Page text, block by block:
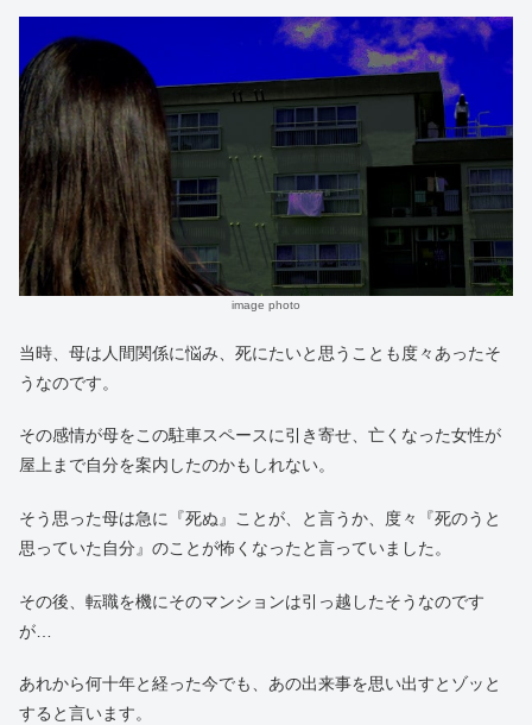
image photo
当時、母は人間関係に悩み、死にたいと思うことも度々あったそ
うなのです。
その感情が母をこの駐車スペースに引き寄せ、亡くなった女性が
屋上まで自分を案内したのかもしれない。
そう思った母は急に『死ぬ』ことが、と言うか、度々『死のうと
思っていた自分』のことが怖くなったと言っていました。
その後、転職を機にそのマンションは引っ越したそうなのです
が…
あれから何十年と経った今でも、あの出来事を思い出すとゾッと
すると言います。